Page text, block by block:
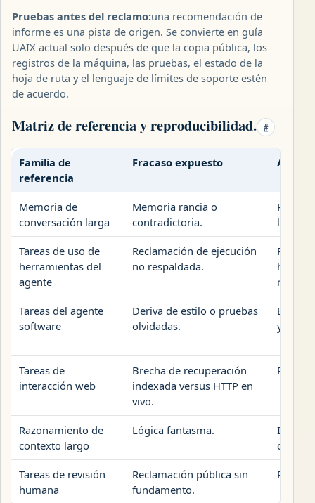
Pruebas antes del reclamo:una recomendación de
informe es una pista de origen. Se convierte en guía
UAIX actual solo después de que la copia pública, los
registros de la máquina, las pruebas, el estado de la
hoja de ruta y el lenguaje de límites de soporte estén
de acuerdo.
Matriz de referencia y reproducibilidad. #
Familia de
referencia
Fracaso expuesto
Memoria de
conversación larga
Memoria rancia o
contradictoria.
libro
Tareas de uso de
herramientas del
agente
Reclamación de ejecución
no respaldada.
Tareas del agente
software
Deriva de estilo o pruebas
olvidadas.
Estado
y nota
Tareas de
interacción web
Brecha de recuperación
indexada versus HTTP en
vivo.
Razonamiento de
contexto largo
Lógica fantasma.
Tareas de revisión
humana
Reclamación pública sin
fundamento.